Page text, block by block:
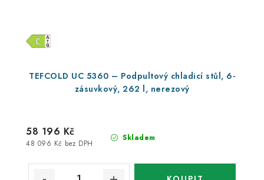
TEFCOLD UC 5360 – Podpultový chladicí stůl, 6-
zásuvkový, 262 l, nerezový
Skladem
48 096 Kč bez DPH
58 196 Kč